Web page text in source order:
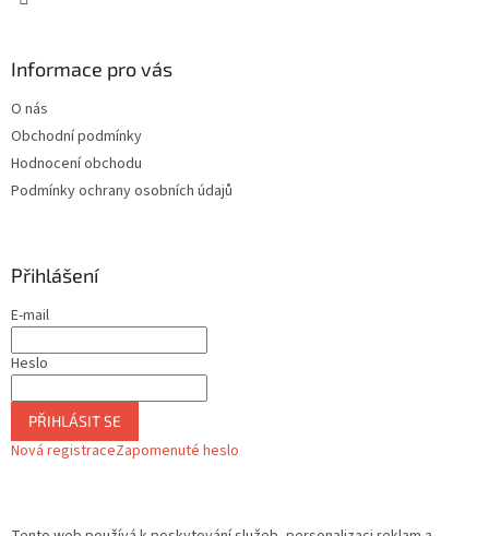
Informace pro vás
O nás
Obchodní podmínky
Hodnocení obchodu
Podmínky ochrany osobních údajů
Přihlášení
E-mail
Heslo
PŘIHLÁSIT SE
Nová registraceZapomenuté heslo